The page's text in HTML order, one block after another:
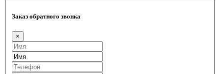
Заказ обратного звонка
×